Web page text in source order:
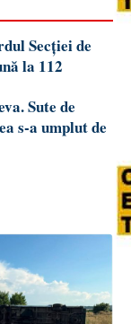
Secției de
la 112
Sute de
s-a umplut de